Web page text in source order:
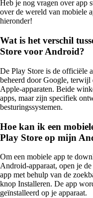
Heb je nog vragen over app
over de wereld van mobiele
hieronder!
Wat is het verschil
Store voor Android?
De Play Store is de officiële
beheerd door Google, terwijl
Apple-apparaten. Beide
apps, maar zijn specifiek
besturingssystemen.
Hoe kan ik een
Play Store op mijn
Om een mobiele app te
Android-apparaat, open je
app met behulp van de
knop Installeren. De app
geïnstalleerd op je apparaat.